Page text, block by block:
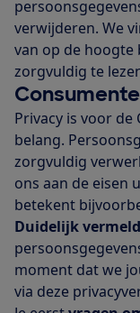
verwijderen. We
van op de hoogte
zorgvuldig te
Privacy is voor
belang.
zorgvuldig
ons aan de eisen
betekent
Duidelijk
moment dat we
via deze